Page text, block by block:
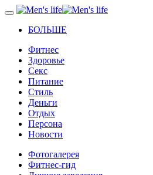
БОЛЬШЕ
Фитнес
Здоровье
Секс
Питание
Стиль
Деньги
Отдых
Персона
Новости
Фотогалерея
Фитнес-гид